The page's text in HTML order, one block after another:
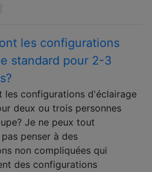
les configurations
standard pour 2-3
les configurations d'éclairage
deux ou trois personnes
Je ne peux tout
penser à des
non compliquées qui
des configurations